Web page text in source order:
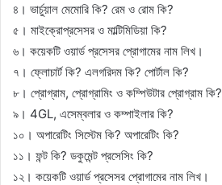
৪। ভার্চুয়াল মেমোরি কি? রেম ও রোম কি?
৫। মাইক্রোপ্রসেসর ও মাল্টিমিডিয়া কি?
৬। কয়েকটি ওয়ার্ড প্রসেসর প্রোগামের নাম লিখ।
৭। ফ্লোচার্ট কি? এলগরিদম কি? পোর্টাল কি?
৮। প্রোগ্রাম, প্রোগ্রামিং ও কম্পিউটার প্রোগ্রাম কি?
৯। 4GL, এসেম্বলার ও কম্পাইলার কি?
১০। অপারেটিং সিস্টেম কি? অপারেটিং কি?
১১। ফন্ট কি? ডকুমেন্ট প্রসেসিং কি?
১২। কয়েকটি ওয়ার্ড প্রসেসর প্রোগামের নাম লিখ।